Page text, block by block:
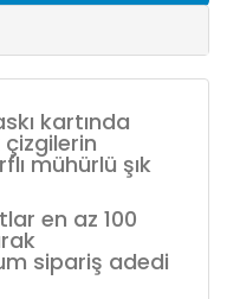
kartında
çizgilerin
mühürlü şık
en az 100
sipariş adedi